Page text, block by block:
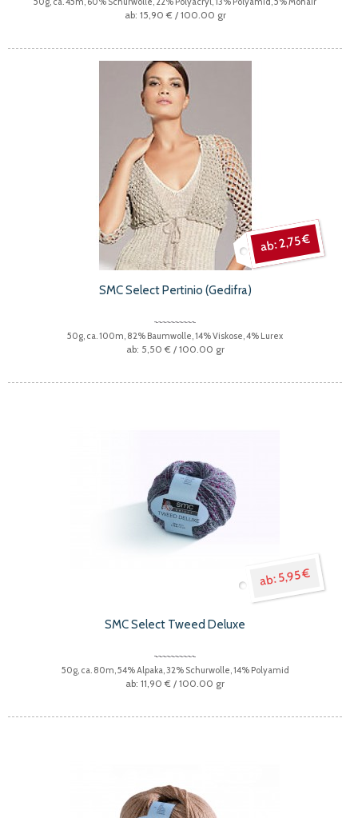
15,90 € / 100.00 gr
2,75 €
SMC Select Pertinio (Gedifra)
50g, ca. 100m, 82% Baumwolle, 14% Viskose, 4% Lurex
5,50 € / 100.00 gr
5,95 €
SMC Select Tweed Deluxe
50g, ca. 80m, 54% Alpaka, 32% Schurwolle, 14% Polyamid
11,90 € / 100.00 gr